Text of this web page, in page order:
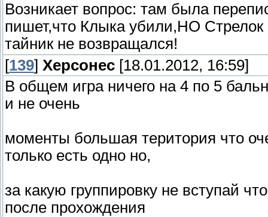
Возникает вопрос: там была
пишет,что Клыка убили,НО
тайник не возвращался!
[139] Херсонес [18.01.2012, 16:59]
В общем игра ничего на 4 по 5
и не очень
моменты большая територия что
только есть одно но,
за какую группировку не вступай
после прохождения